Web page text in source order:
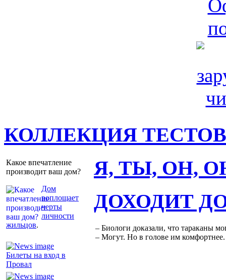
КОЛЛЕКЦИЯ ТЕСТОВ
Какое впечатление
производит ваш дом?
Дом
воплощает
черты
личности
жильцов.
Я, ТЫ, ОН,
Билеты на вход в
Провал
ДОХОДИТ
– Биологи доказали, что тараканы
– Могут. Но в голове им комфортнее.